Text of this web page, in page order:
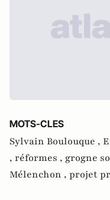
MOTS-CLES
Sylvain Boulouque ,
, réformes , grogne
Mélenchon , projet